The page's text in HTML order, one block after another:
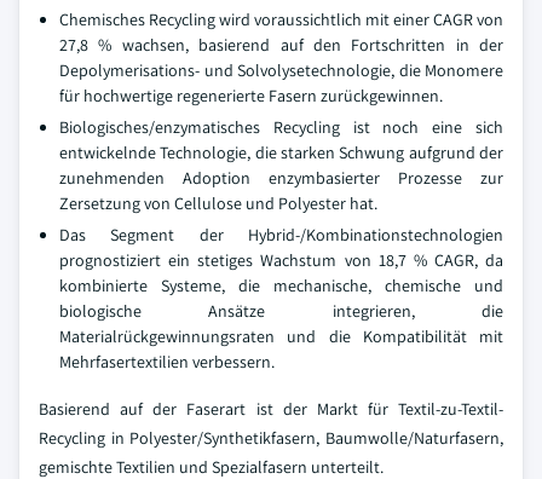
Chemisches Recycling wird voraussichtlich mit einer CAGR von
27,8 % wachsen, basierend auf den Fortschritten in der
Depolymerisations- und Solvolysetechnologie, die Monomere
für hochwertige regenerierte Fasern zurückgewinnen.
Biologisches/enzymatisches Recycling ist noch eine sich
entwickelnde Technologie, die starken Schwung aufgrund der
zunehmenden Adoption enzymbasierter Prozesse zur
Zersetzung von Cellulose und Polyester hat.
Das Segment der Hybrid-/Kombinationstechnologien
prognostiziert ein stetiges Wachstum von 18,7 % CAGR, da
kombinierte Systeme, die mechanische, chemische und
biologische Ansätze integrieren, die
Materialrückgewinnungsraten und die Kompatibilität mit
Mehrfasertextilien verbessern.
Basierend auf der Faserart ist der Markt für Textil-zu-Textil-
Recycling in Polyester/Synthetikfasern, Baumwolle/Naturfasern,
gemischte Textilien und Spezialfasern unterteilt.